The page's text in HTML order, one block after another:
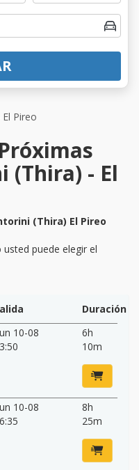
Pireo
(Thira) - El
(Thira) El Pireo
puede elegir el
Duración
10-08
6h
10m
10-08
8h
25m